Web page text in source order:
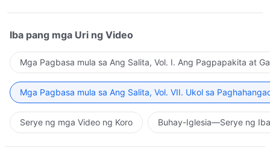
Iba pang mga Uri ng Video
Mga Pagbasa mula sa Ang Salita, Vol. I. Ang Pagpapakita at
Mga Pagbasa mula sa Ang Salita, Vol. VII. Ukol sa
Serye ng mga Video ng Koro Buhay-Iglesia—Serye ng